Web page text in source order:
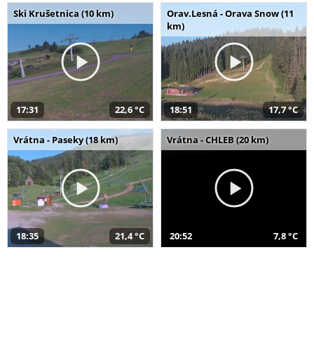
Ski Krušetnica (10 km)
17:31 22,6 °C
Orav.Lesná - Orava Snow (11
km)
18:51 17,7 °C
Vrátna - Paseky (18 km)
18:35 21,4 °C
Vrátna - CHLEB (20 km)
20:52 7,8 °C